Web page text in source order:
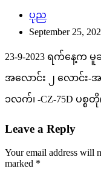
ပုည
September 25,
23-9-2023 ရက်နေ့
အလောင်း ၂ လောင်း-
၁လက်၊ -CZ-75D ပစ္
Leave a Reply
Your email address will
marked *